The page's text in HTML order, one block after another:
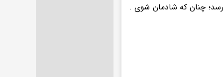
رسد؛ چنان که شادمان شوی .